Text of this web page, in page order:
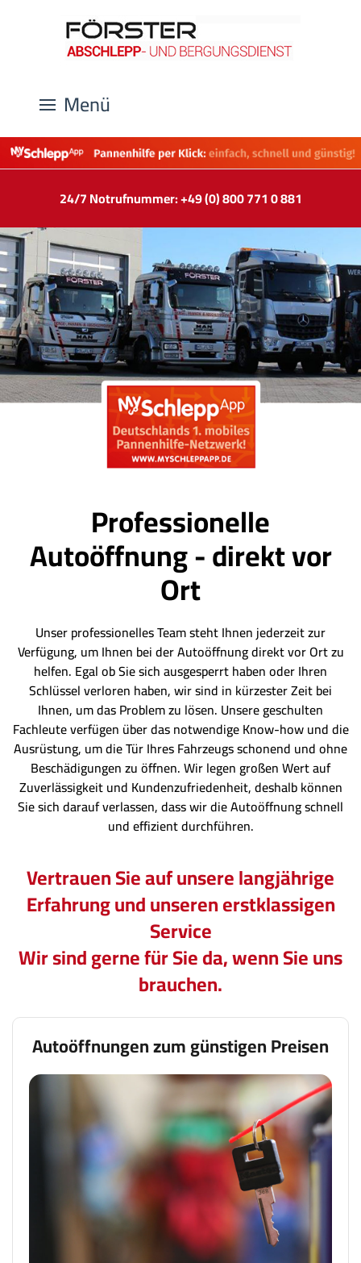
Menü
24/7 Notrufnummer: +49 (0) 800 771 0 881
Professionelle
Autoöffnung - direkt vor
Ort
Unser professionelles Team steht Ihnen jederzeit zur
Verfügung, um Ihnen bei der Autoöffnung direkt vor Ort zu
helfen. Egal ob Sie sich ausgesperrt haben oder Ihren
Schlüssel verloren haben, wir sind in kürzester Zeit bei
Ihnen, um das Problem zu lösen. Unsere geschulten
Fachleute verfügen über das notwendige Know-how und die
Ausrüstung, um die Tür Ihres Fahrzeugs schonend und ohne
Beschädigungen zu öffnen. Wir legen großen Wert auf
Zuverlässigkeit und Kundenzufriedenheit, deshalb können
Sie sich darauf verlassen, dass wir die Autoöffnung schnell
und effizient durchführen.
Vertrauen Sie auf unsere langjährige
Erfahrung und unseren erstklassigen
Service
Wir sind gerne für Sie da, wenn Sie uns
brauchen.
Autoöffnungen zum günstigen Preisen